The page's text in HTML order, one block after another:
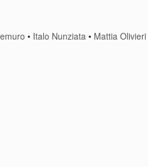
• Italo Nunziata • Mattia Olivieri